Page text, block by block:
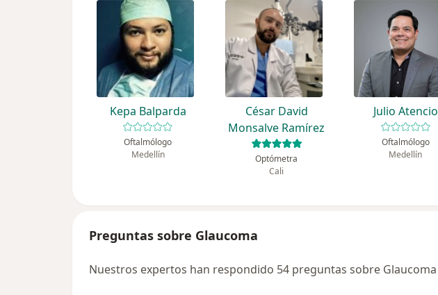
Kepa Balparda
Oftalmólogo
Medellín
César David
Monsalve Ramírez
Optómetra
Cali
Julio Atencio
Oftalmólogo
Medellín
Preguntas sobre Glaucoma
Nuestros expertos han respondido 54 preguntas sobre Glaucoma